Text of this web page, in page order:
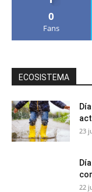
0
Fans
ECOSISTEMA
23
22